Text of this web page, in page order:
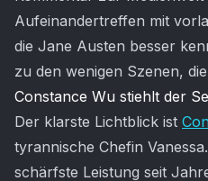
Aufeinandertreffen mit
die Jane Austen besser
zu den wenigen Szenen,
Constance Wu stiehlt der
Der klarste Lichtblick ist
tyrannische Chefin
schärfste Leistung seit